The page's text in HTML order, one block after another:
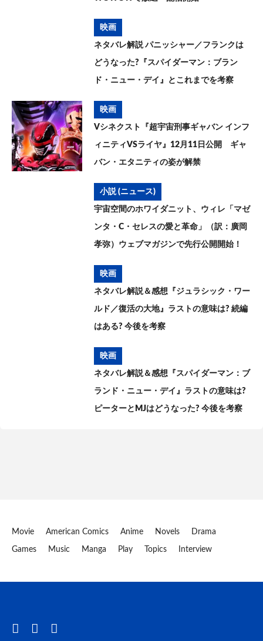
映画
ネタバレ解説 パニッシャー／フランクは
どうなった?『スパイダーマン：ブラン
ド・ニュー・デイ』とこれまでを考察
映画
Vシネクスト『超宇宙刑事ギャバン インフ
ィニティVSライヤ』12月11日公開 ギャ
バン・エタニティの姿が解禁
小説 (ニュース)
宇宙空間のホワイダニット、ウィレ「マゼ
ンタ・C・セレスの愛と革命」（訳：廣岡
孝弥）ウェブマガジンで先行公開開始！
映画
ネタバレ解説＆感想『ジュラシック・ワー
ルド／復活の大地』ラストの意味は? 続編
はある? 今後を考察
映画
ネタバレ解説＆感想『スパイダーマン：ブ
ランド・ニュー・デイ』ラストの意味は?
ピーターとMJはどうなった? 今後を考察
Movie American Comics Anime Novels Drama
Games Music Manga Play Topics Interview